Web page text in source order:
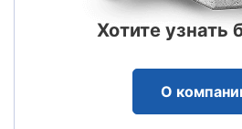
Хотите узнать
О